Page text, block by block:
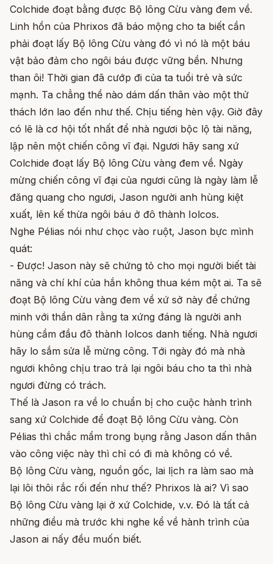
Colchide đoạt bằng được Bộ lông Cừu vàng đem về.
Linh hồn của Phrixos đã báo mộng cho ta biết cần
phải đoạt lấy Bộ lông Cừu vàng đó vì nó là một báu
vật bảo đảm cho ngôi báu được vững bền. Nhưng
than ôi! Thời gian đã cướp đi của ta tuổi trẻ và sức
mạnh. Ta chẳng thể nào dám dấn thân vào một thử
thách lớn lao đến như thế. Chịu tiếng hèn vậy. Giờ đây
có lẽ là cơ hội tốt nhất để nhà ngươi bộc lộ tài năng,
lập nên một chiến công vĩ đại. Ngươi hãy sang xứ
Colchide đoạt lấy Bộ lông Cừu vàng đem về. Ngày
mừng chiến công vĩ đại của ngươi cũng là ngày làm lễ
đăng quang cho ngươi, Jason người anh hùng kiệt
xuất, lên kế thừa ngôi báu ở đô thành Iolcos.
Nghe Pélias nói như chọc vào ruột, Jason bực mình
quát:
- Được! Jason này sẽ chứng tỏ cho mọi người biết tài
năng và chí khí của hắn không thua kém một ai. Ta sẽ
đoạt Bộ lông Cừu vàng đem về xứ sở này để chứng
minh với thần dân rằng ta xứng đáng là người anh
hùng cầm đầu đô thành Iolcos danh tiếng. Nhà ngươi
hãy lo sắm sửa lễ mừng công. Tới ngày đó mà nhà
ngươi không chịu trao trả lại ngôi báu cho ta thì nhà
ngươi đừng có trách.
Thế là Jason ra về lo chuẩn bị cho cuộc hành trình
sang xứ Colchide để đoạt Bộ lông Cừu vàng. Còn
Pélias thì chắc mẩm trong bụng rằng Jason dấn thân
vào công việc này thì chỉ có đi mà không có về.
Bộ lông Cừu vàng, nguồn gốc, lai lịch ra làm sao mà
lại lôi thôi rắc rối đến như thế? Phrixos là ai? Vì sao
Bộ lông Cừu vàng lại ở xứ Colchide, v.v. Đó là tất cả
những điều mà trước khi nghe kể về hành trình của
Jason ai nấy đều muốn biết.